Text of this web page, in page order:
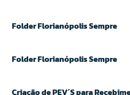
Folder Florianópolis Sempre
Folder Florianópolis Sempre
Criação de PEV´S para